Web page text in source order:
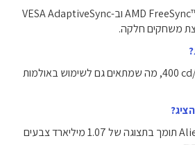
המסך תומך ב-AMD FreeSync™ Premium וב-VESA AdaptiveSync
משחקים חלקה.
בהירות המסך מגיעה ל-‎400 cd/m²‎, מה שמתאים גם לשימוש באולמות